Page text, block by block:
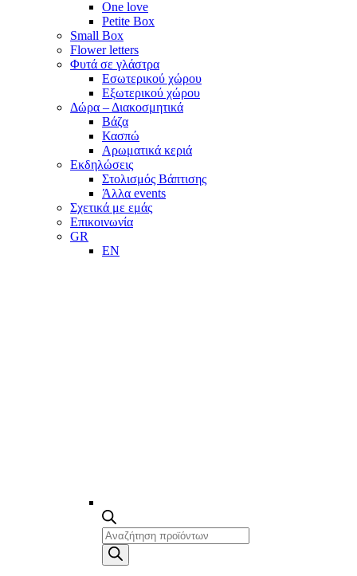
One love
Petite Box
Small Box
Flower letters
Φυτά σε γλάστρα
Εσωτερικού χώρου
Εξωτερικού χώρου
Δώρα – Διακοσμητικά
Βάζα
Κασπώ
Αρωματικά κεριά
Εκδηλώσεις
Στολισμός Βάπτισης
Άλλα events
Σχετικά με εμάς
Επικοινωνία
GR
EN
Products
search